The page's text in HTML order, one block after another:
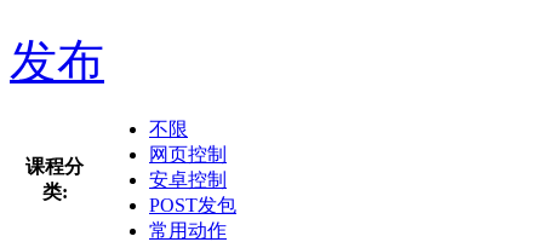
发布
课程分
类:
不限
网页控制
安卓控制
POST发包
常用动作